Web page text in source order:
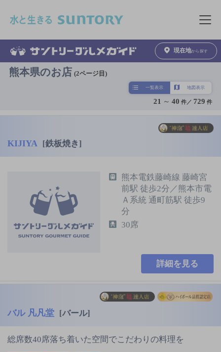
メニュ
現在地から探す
熊本県のお店 (2ページ目)
一覧表示 地図表示
21 ～ 40 件／ 729 件
KIJIYA [鉄板焼き]
熊本電鉄藤崎線 藤崎宮
前駅 徒歩2分／熊本市電
Ａ系統 通町筋駅 徒歩9
分
30席
詳細を見る
バル 凡凡堂 [バール]
総席数40席落ち着いた空間でこだわりの料理を